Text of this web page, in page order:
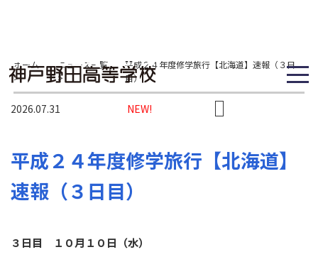
ホーム
>
ニュース一覧
>
平成２４年度修学旅行【北海道】速報（３日
目）
2026.07.31 NEW!
平成２４年度修学旅行【北海道】
速報（３日目）
３日目 １０月１０日（水）